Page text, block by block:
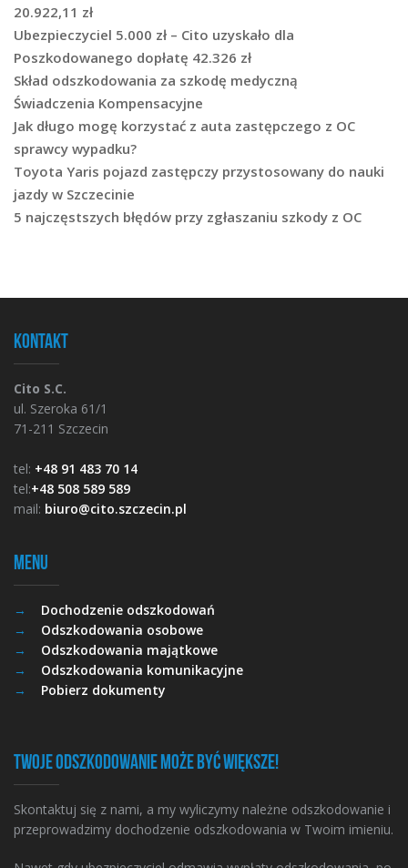
20.922,11 zł
Ubezpieczyciel 5.000 zł – Cito uzyskało dla
Poszkodowanego dopłatę 42.326 zł
Skład odszkodowania za szkodę medyczną
Świadczenia Kompensacyjne
Jak długo mogę korzystać z auta zastępczego z OC
sprawcy wypadku?
Toyota Yaris pojazd zastępczy przystosowany do nauki
jazdy w Szczecinie
5 najczęstszych błędów przy zgłaszaniu szkody z OC
Kontakt
Cito S.C.
ul. Szeroka 61/1
71-211 Szczecin
tel: +48 91 483 70 14
tel:+48 508 589 589
mail: biuro@cito.szczecin.pl
Menu
Dochodzenie odszkodowań
Odszkodowania osobowe
Odszkodowania majątkowe
Odszkodowania komunikacyjne
Pobierz dokumenty
Twoje odszkodowanie może być większe!
Skontaktuj się z nami, a my wyliczymy należne odszkodowanie i
przeprowadzimy dochodzenie odszkodowania w Twoim imieniu.